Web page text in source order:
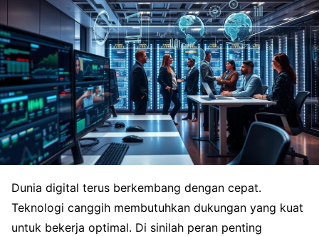
Dunia digital terus berkembang dengan cepat.
Teknologi canggih membutuhkan dukungan yang kuat
untuk bekerja optimal. Di sinilah peran penting